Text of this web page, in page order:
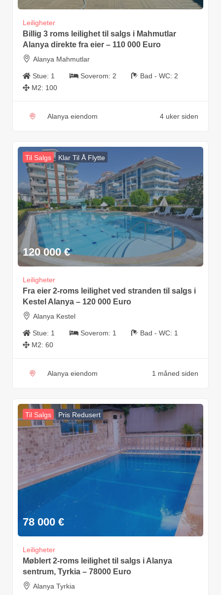
Leiligheter
Billig 3 roms leilighet til salgs i Mahmutlar
Alanya direkte fra eier – 110 000 Euro
Alanya Mahmutlar
Stue: 1 Soverom: 2 Bad - WC: 2
M2: 100
Alanya eiendom 4 uker siden
Til Salgs Klar Til Å Flytte
120 000 €
Leiligheter
Fra eier 2-roms leilighet ved stranden til salgs i
Kestel Alanya – 120 000 Euro
Alanya Kestel
Stue: 1 Soverom: 1 Bad - WC: 1
M2: 60
Alanya eiendom 1 måned siden
Til Salgs Pris Redusert
78 000 €
Leiligheter
Møblert 2-roms leilighet til salgs i Alanya
sentrum, Tyrkia – 78000 Euro
Alanya Tyrkia